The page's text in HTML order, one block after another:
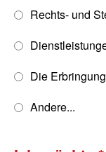
Rechts- und
Die
Andere...